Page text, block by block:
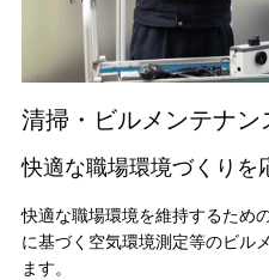
清掃・ビルメンテナン
快適な職場環境づくりを
快適な職場環境を維持するため
に基づく空気環境測定等のビル
ます。